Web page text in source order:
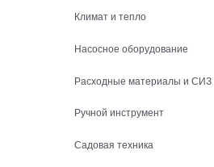
Климат и тепло
Насосное оборудование
Расходные материалы и СИЗ
Ручной инструмент
Садовая техника